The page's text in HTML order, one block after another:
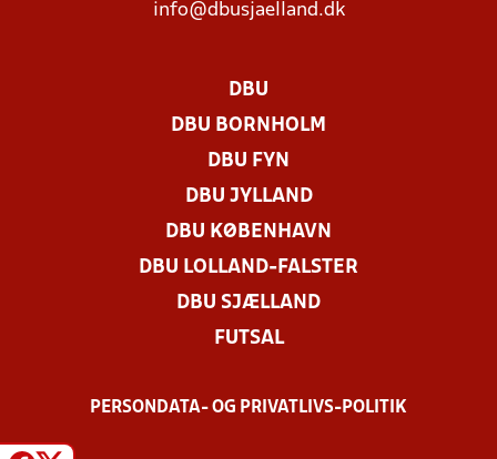
info@dbusjaelland.dk
DBU
DBU BORNHOLM
DBU FYN
DBU JYLLAND
DBU KØBENHAVN
DBU LOLLAND-FALSTER
DBU SJÆLLAND
FUTSAL
PERSONDATA- OG PRIVATLIVS-POLITIK